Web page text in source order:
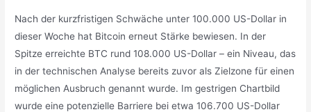
Nach der kurzfristigen Schwäche unter 100.000 US-Dollar in
dieser Woche hat Bitcoin erneut Stärke bewiesen. In der
Spitze erreichte BTC rund 108.000 US-Dollar – ein Niveau, das
in der technischen Analyse bereits zuvor als Zielzone für einen
möglichen Ausbruch genannt wurde. Im gestrigen Chartbild
wurde eine potenzielle Barriere bei etwa 106.700 US-Dollar